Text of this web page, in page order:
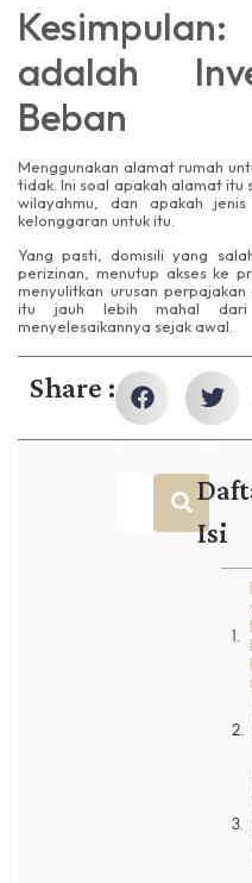
adalah
Beban
Menggunakan alamat rumah
tidak. Ini soal apakah alamat itu
wilayahmu, dan apakah
kelonggaran untuk itu.
Yang pasti, domisili yang
perizinan, menutup akses ke
menyulitkan urusan
itu jauh lebih mahal dari
menyelesaikannya sejak awal.
Share :
Isi